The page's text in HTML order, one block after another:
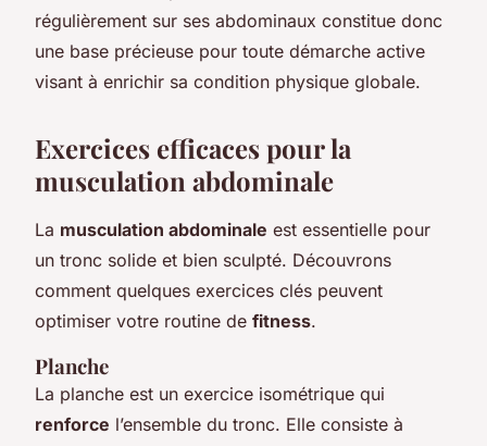
régulièrement sur ses abdominaux constitue donc
une base précieuse pour toute démarche active
visant à enrichir sa condition physique globale.
Exercices efficaces pour la
musculation abdominale
La musculation abdominale est essentielle pour
un tronc solide et bien sculpté. Découvrons
comment quelques exercices clés peuvent
optimiser votre routine de fitness.
Planche
La planche est un exercice isométrique qui
renforce l’ensemble du tronc. Elle consiste à